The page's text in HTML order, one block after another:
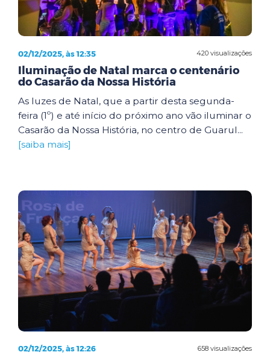
420 visualizações
02/12/2025, às 12:35
Iluminação de Natal marca o centenário
do Casarão da Nossa História
As luzes de Natal, que a partir desta segunda-
feira (1º) e até início do próximo ano vão iluminar o
Casarão da Nossa História, no centro de Guarul...
[saiba mais]
658 visualizações
02/12/2025, às 12:26